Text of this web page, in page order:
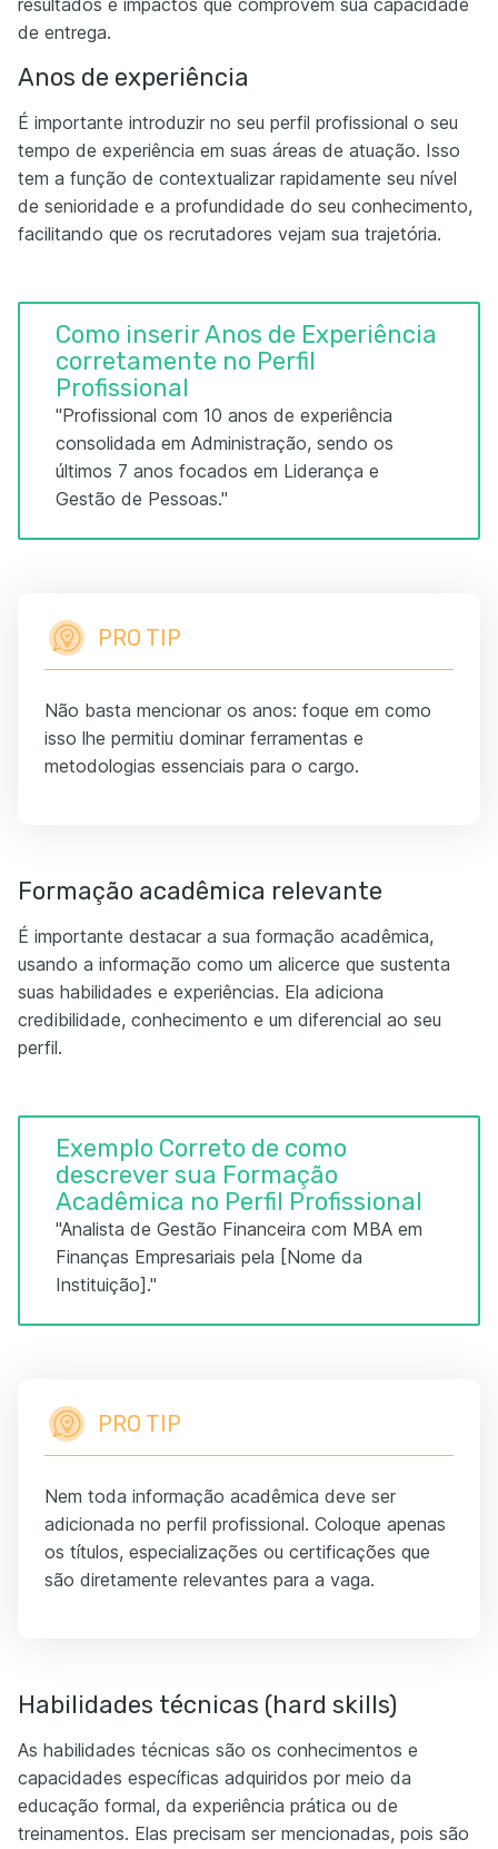
resultados e impactos que comprovem sua capacidade
de entrega.
Anos de experiência
É importante introduzir no seu perfil profissional o seu
tempo de experiência em suas áreas de atuação. Isso
tem a função de contextualizar rapidamente seu nível
de senioridade e a profundidade do seu conhecimento,
facilitando que os recrutadores vejam sua trajetória.
Como inserir Anos de Experiência
corretamente no Perfil
Profissional
"Profissional com 10 anos de experiência
consolidada em Administração, sendo os
últimos 7 anos focados em Liderança e
Gestão de Pessoas."
PRO TIP
Não basta mencionar os anos: foque em como
isso lhe permitiu dominar ferramentas e
metodologias essenciais para o cargo.
Formação acadêmica relevante
É importante destacar a sua formação acadêmica,
usando a informação como um alicerce que sustenta
suas habilidades e experiências. Ela adiciona
credibilidade, conhecimento e um diferencial ao seu
perfil.
Exemplo Correto de como
descrever sua Formação
Acadêmica no Perfil Profissional
"Analista de Gestão Financeira com MBA em
Finanças Empresariais pela [Nome da
Instituição]."
PRO TIP
Nem toda informação acadêmica deve ser
adicionada no perfil profissional. Coloque apenas
os títulos, especializações ou certificações que
são diretamente relevantes para a vaga.
Habilidades técnicas (hard skills)
As habilidades técnicas são os conhecimentos e
capacidades específicas adquiridos por meio da
educação formal, da experiência prática ou de
treinamentos. Elas precisam ser mencionadas, pois são